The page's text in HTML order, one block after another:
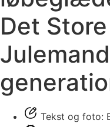
Det Store
Tekst og foto: